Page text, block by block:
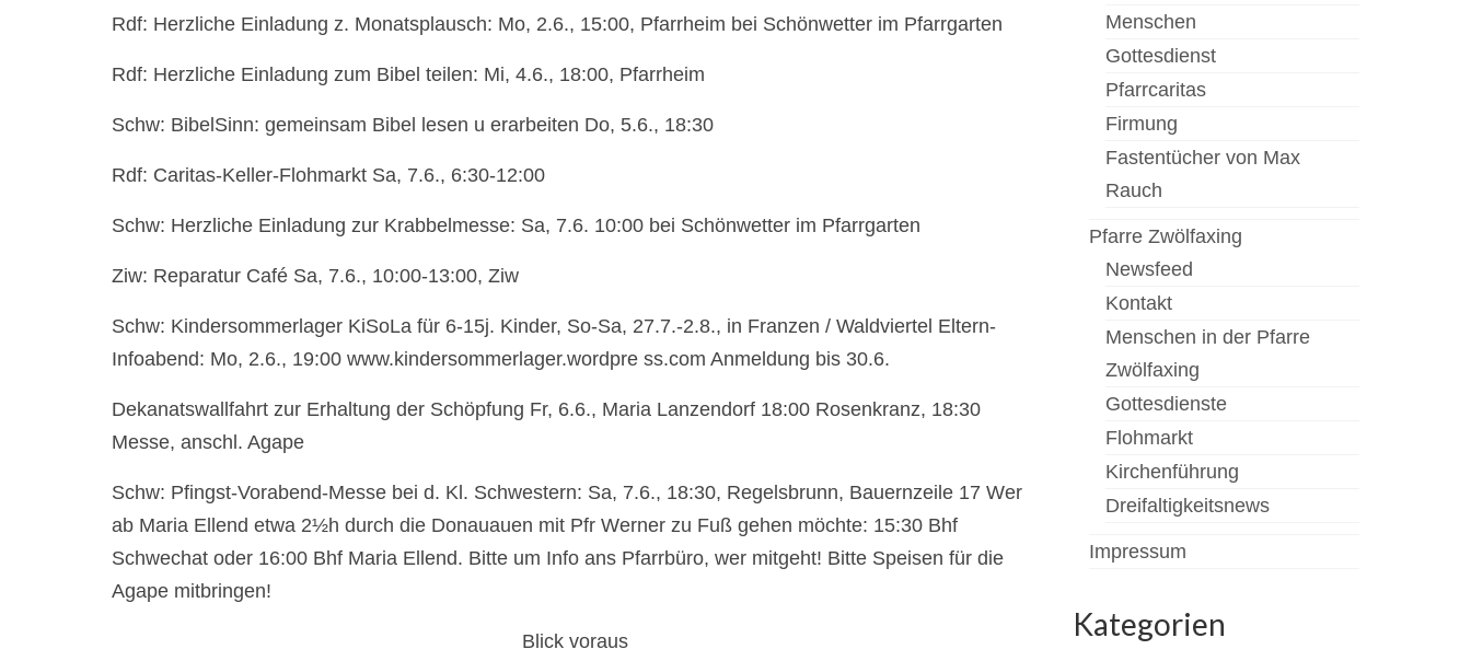
Rdf: Herzliche Einladung z. Monatsplausch: Mo, 2.6., 15:00, Pfarrheim bei Schönwetter im Pfarrgarten
Rdf: Herzliche Einladung zum Bibel teilen: Mi, 4.6., 18:00, Pfarrheim
Schw: BibelSinn: gemeinsam Bibel lesen u erarbeiten Do, 5.6., 18:30
Rdf: Caritas-Keller-Flohmarkt Sa, 7.6., 6:30-12:00
Schw: Herzliche Einladung zur Krabbelmesse: Sa, 7.6. 10:00 bei Schönwetter im Pfarrgarten
Ziw: Reparatur Café Sa, 7.6., 10:00-13:00, Ziw
Schw: Kindersommerlager KiSoLa für 6-15j. Kinder, So-Sa, 27.7.-2.8., in Franzen / Waldviertel Eltern-
Infoabend: Mo, 2.6., 19:00 www.kindersommerlager.wordpre ss.com Anmeldung bis 30.6.
Dekanatswallfahrt zur Erhaltung der Schöpfung Fr, 6.6., Maria Lanzendorf 18:00 Rosenkranz, 18:30
Messe, anschl. Agape
Schw: Pfingst-Vorabend-Messe bei d. Kl. Schwestern: Sa, 7.6., 18:30, Regelsbrunn, Bauernzeile 17 Wer
ab Maria Ellend etwa 2½h durch die Donauauen mit Pfr Werner zu Fuß gehen möchte: 15:30 Bhf
Schwechat oder 16:00 Bhf Maria Ellend. Bitte um Info ans Pfarrbüro, wer mitgeht! Bitte Speisen für die
Agape mitbringen!
Blick voraus
Menschen
Gottesdienst
Pfarrcaritas
Firmung
Fastentücher von Max
Rauch
Pfarre Zwölfaxing
Newsfeed
Kontakt
Menschen in der Pfarre
Zwölfaxing
Gottesdienste
Flohmarkt
Kirchenführung
Dreifaltigkeitsnews
Impressum
Kategorien